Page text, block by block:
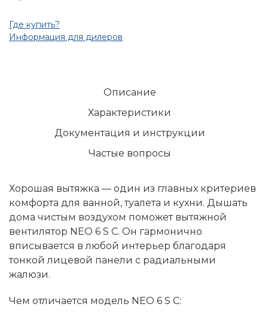
Где купить?
Информация для дилеров
Описание
Характеристики
Документация и инструкции
Частые вопросы
Хорошая вытяжка — один из главных критериев
комфорта для ванной, туалета и кухни. Дышать
дома чистым воздухом поможет вытяжной
вентилятор NEO 6 S C. Он гармонично
вписывается в любой интерьер благодаря
тонкой лицевой панели с радиальными
жалюзи.
Чем отличается модель NEO 6 S C: